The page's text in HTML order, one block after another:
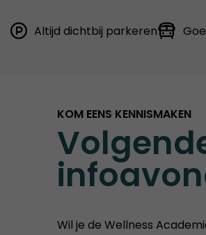
Altijd dichtbij parkeren
KOM EENS KENNISMAKEN
Wil je de Wellness